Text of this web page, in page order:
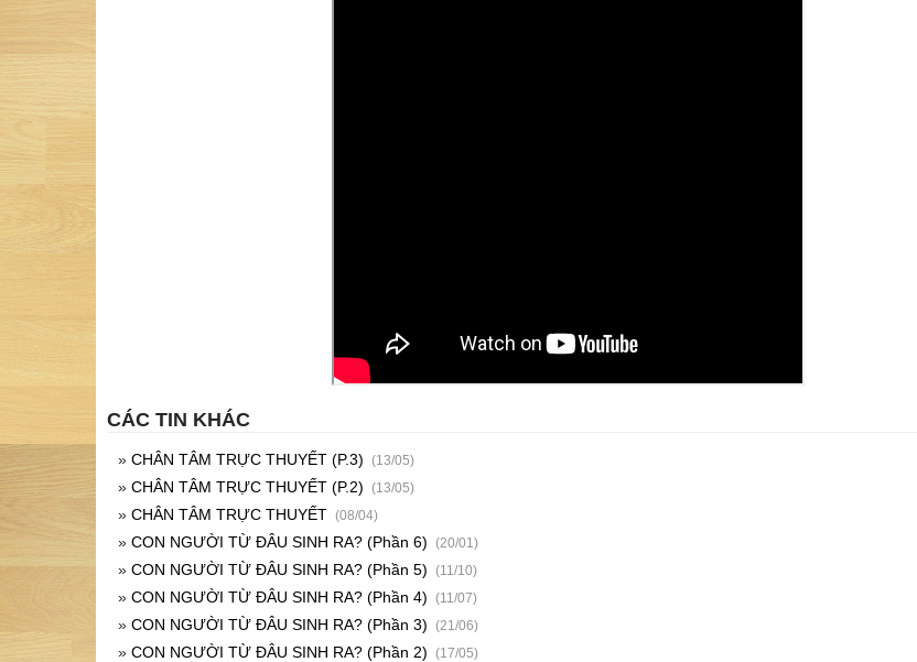
CÁC TIN KHÁC
» CHÂN TÂM TRỰC THUYẾT (P.3) (13/05)
» CHÂN TÂM TRỰC THUYẾT (P.2) (13/05)
» CHÂN TÂM TRỰC THUYẾT (08/04)
» CON NGƯỜI TỪ ĐÂU SINH RA? (Phần 6) (20/01)
» CON NGƯỜI TỪ ĐÂU SINH RA? (Phần 5) (11/10)
» CON NGƯỜI TỪ ĐÂU SINH RA? (Phần 4) (11/07)
» CON NGƯỜI TỪ ĐÂU SINH RA? (Phần 3) (21/06)
» CON NGƯỜI TỪ ĐÂU SINH RA? (Phần 2) (17/05)